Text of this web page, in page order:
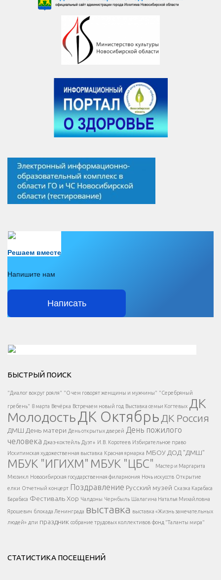
Решаем вместе
Напишите нам
Написать
Есть вопрос?
Напишите нам
</span >
Написать
</button >
</div >
</div > </div >
БЫСТРЫЙ ПОИСК
"Диалог вокруг рояля" "О чем говорят женщины и мужчины" "Серебряный
гребень" 8 марта Вечёрка Встречаем новый год Выставка семьи Когтевых ДК
МолодостьДК Октябрь ДК Россия
ДМШ День матери День открытых дверей День пожилого
человека Джаз-коктейль Дуэт+ И.В. Коротеев Избирательное право
Искитимская художественная выставка Красная ярмарка МБОУ ДОД "ДМШ"
МБУК "ИГИХМ" МБУК "ЦБС" Мастер и Маргарита
Мюзикл Новосибирская государственная филармония Ночь искусств Открытие
елки Отчетный концерт Поздравление Русский музей Сказка Карабаса
Барабаса Фестиваль Хор Чалдоны Чернбыль Шалагина Наталья Михайловна
Ярошевич блокада Ленинграда выставка выставка «Жизнь замечательных
людей» дпи праздник собрание трудовых коллективов фонд "Таланты мира"
СТАТИСТИКА ПОСЕЩЕНИЙ